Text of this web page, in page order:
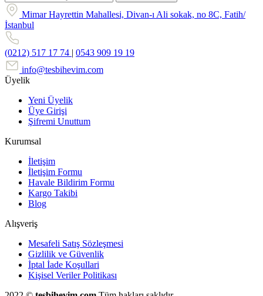
Mimar Hayrettin Mahallesi, Divan-ı Ali sokak, no 8C, Fatih/
İstanbul
(0212) 517 17 74 | 0543 909 19 19
info@tesbihevim.com
Üyelik
Yeni Üyelik
Üye Girişi
Şifremi Unuttum
Kurumsal
İletişim
İletişim Formu
Havale Bildirim Formu
Kargo Takibi
Blog
Alışveriş
Mesafeli Satış Sözleşmesi
Gizlilik ve Güvenlik
İptal İade Koşullari
Kişisel Veriler Politikası